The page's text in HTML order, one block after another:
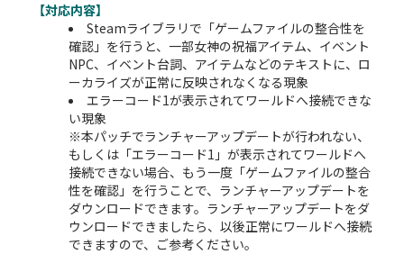
【対応内容】
Steamライブラリで「ゲームファイルの整合性を
確認」を行うと、一部女神の祝福アイテム、イベント
NPC、イベント台詞、アイテムなどのテキストに、ロ
ーカライズが正常に反映されなくなる現象
エラーコード1が表示されてワールドへ接続できな
い現象
※本パッチでランチャーアップデートが行われない、
もしくは「エラーコード1」が表示されてワールドへ
接続できない場合、もう一度「ゲームファイルの整合
性を確認」を行うことで、ランチャーアップデートを
ダウンロードできます。ランチャーアップデートをダ
ウンロードできましたら、以後正常にワールドへ接続
できますので、ご参考ください。